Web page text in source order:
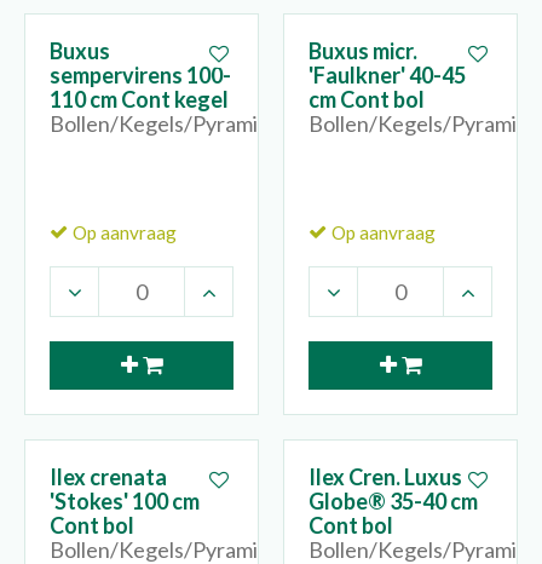
Buxus
sempervirens 100-
110 cm Cont kegel
Bollen/Kegels/Pyramides
Op aanvraag
Buxus micr.
'Faulkner' 40-45
cm Cont bol
Bollen/Kegels/
Op aanvraag
Ilex crenata
'Stokes' 100 cm
Cont bol
Bollen/Kegels/Pyramides
Ilex Cren. Luxus
Globe® 35-40 cm
Cont bol
Bollen/Kegels/